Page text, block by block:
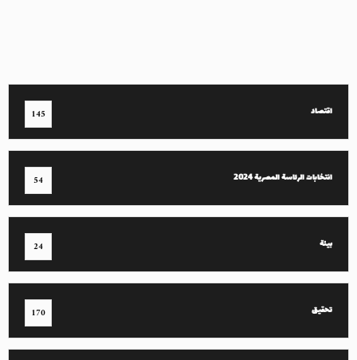
اقتصاد 145
انتخابات الرئاسة المصرية 2024 54
بيئة 24
تحقيق 170